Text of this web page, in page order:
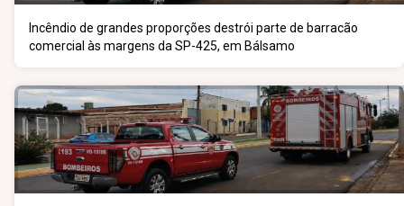
Incêndio de grandes proporções destrói parte de barracão
comercial às margens da SP-425, em Bálsamo